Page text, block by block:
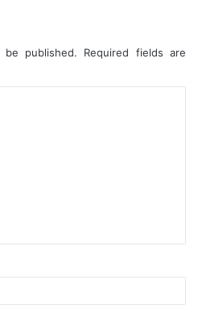
published.
Required fields are